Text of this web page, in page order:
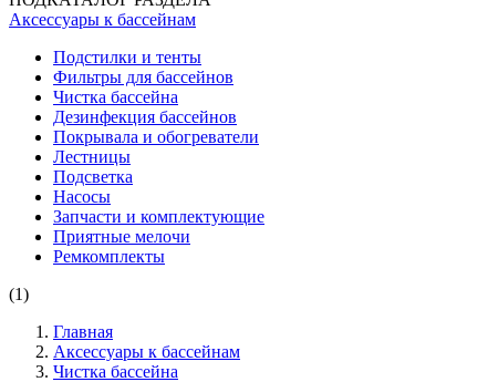
Аксессуары к бассейнам
Подстилки и тенты
Фильтры для бассейнов
Чистка бассейна
Дезинфекция бассейнов
Покрывала и обогреватели
Лестницы
Подсветка
Насосы
Запчасти и комплектующие
Приятные мелочи
Ремкомплекты
(1)
Главная
Аксессуары к бассейнам
Чистка бассейна